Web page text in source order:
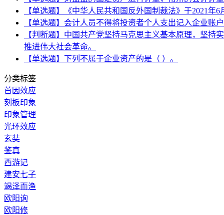
【单选题】《中华人民共和国反外国制裁法》于2021年
【单选题】会计人员不得将投资者个人支出记入企业账
【判断题】中国共产党坚持马克思主义基本原理，坚
推进伟大社会革命。
【单选题】下列不属于企业资产的是（ ）。
分类标签
首因效应
刻板印象
印象管理
光环效应
玄奘
鉴真
西游记
建安七子
竭泽而渔
欧阳询
欧阳修